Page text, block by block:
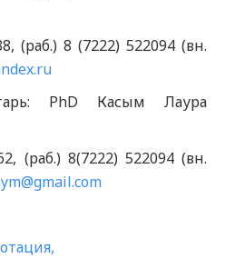
(раб.) 8 (7222) 522094 (вн.
PhD Касым Лаура
(раб.) 8(7222) 522094 (вн.